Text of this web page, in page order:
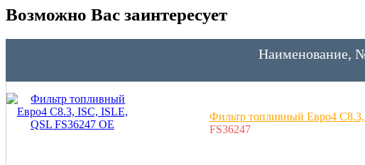
Возможно Вас заинтересует
Наименование,
Фильтр топливный Евро4
FS36247